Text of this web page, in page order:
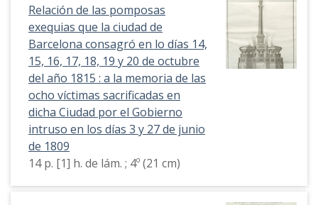
Relación de las pomposas
exequias que la ciudad de
Barcelona consagró en lo días 14,
15, 16, 17, 18, 19 y 20 de octubre
del año 1815 : a la memoria de las
ocho víctimas sacrificadas en
dicha Ciudad por el Gobierno
intruso en los días 3 y 27 de junio
de 1809
14 p. [1] h. de lám. ; 4º (21 cm)